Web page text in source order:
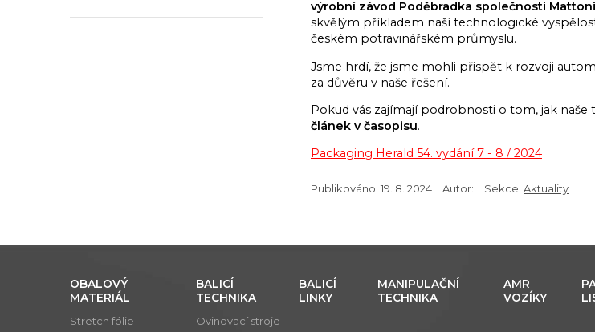
výrobní závod Poděbradka společnosti Mattoni
skvělým příkladem naší technologické
českém potravinářském průmyslu.
Jsme hrdí, že jsme mohli přispět k rozvoji
za důvěru v naše řešení.
Pokud vás zajímají podrobnosti o tom, jak
článek v časopisu.
Packaging Herald 54. vydání 7 - 8 / 2024
Publikováno: 19. 8. 2024 Autor: Sekce: Aktuality
OBALOVÝ
MATERIÁL
Stretch fólie
BALICÍ
TECHNIKA
Ovinovací stroje
BALICÍ
LINKY
MANIPULAČNÍ
TECHNIKA
AMR
VOZÍKY